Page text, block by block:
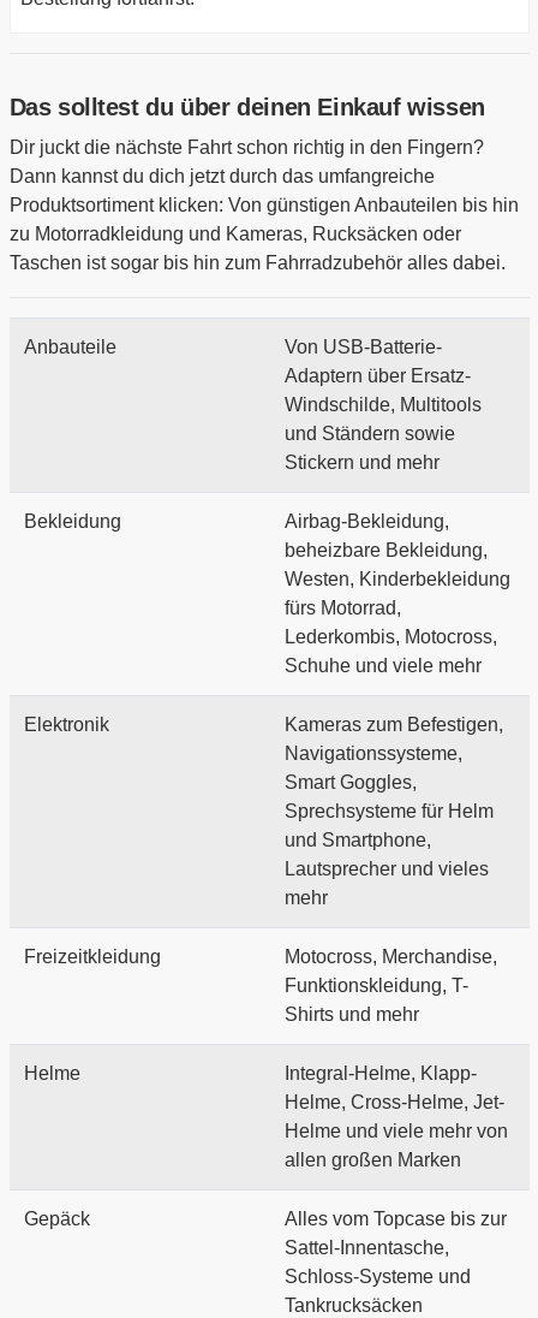
Das solltest du über deinen Einkauf wissen
Dir juckt die nächste Fahrt schon richtig in den Fingern?
Dann kannst du dich jetzt durch das umfangreiche
Produktsortiment klicken: Von günstigen Anbauteilen bis hin
zu Motorradkleidung und Kameras, Rucksäcken oder
Taschen ist sogar bis hin zum Fahrradzubehör alles dabei.
Anbauteile
Von USB-Batterie-
Adaptern über Ersatz-
Windschilde, Multitools
und Ständern sowie
Stickern und mehr
Bekleidung
Airbag-Bekleidung,
beheizbare Bekleidung,
Westen, Kinderbekleidung
fürs Motorrad,
Lederkombis, Motocross,
Schuhe und viele mehr
Elektronik
Kameras zum Befestigen,
Navigationssysteme,
Smart Goggles,
Sprechsysteme für Helm
und Smartphone,
Lautsprecher und vieles
mehr
Freizeitkleidung
Motocross, Merchandise,
Funktionskleidung, T-
Shirts und mehr
Helme
Integral-Helme, Klapp-
Helme, Cross-Helme, Jet-
Helme und viele mehr von
allen großen Marken
Gepäck
Alles vom Topcase bis zur
Sattel-Innentasche,
Schloss-Systeme und
Tankrucksäcken